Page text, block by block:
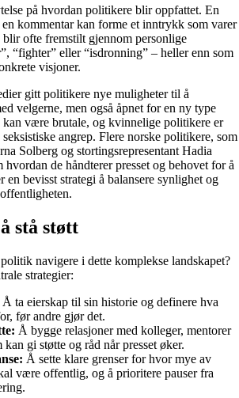
på hvordan politikere blir oppfattet. En
kommentar kan forme et inntrykk som varer
ofte fremstilt gjennom personlige
“fighter” eller “isdronning” – heller enn som
visjoner.
gitt politikere nye muligheter til å
velgerne, men også åpnet for en ny type
være brutale, og kvinnelige politikere er
angrep. Flere norske politikere, som
Solberg og stortingsrepresentant Hadia
de håndterer presset og behovet for å
en bevisst strategi å balansere synlighet og
stå støtt
navigere i dette komplekse landskapet?
strategier:
Å ta eierskap til sin historie og definere hva
før andre gjør det.
Å bygge relasjoner med kolleger, mentorer
kan gi støtte og råd når presset øker.
Å sette klare grenser for hvor mye av
være offentlig, og å prioritere pauser fra